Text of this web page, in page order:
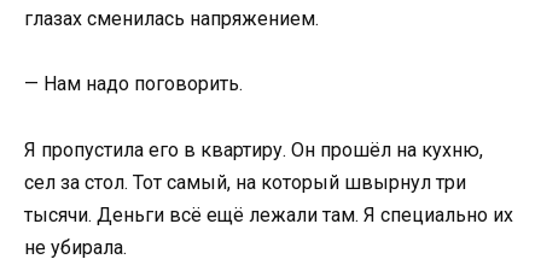
глазах сменилась напряжением.
— Нам надо поговорить.
Я пропустила его в квартиру. Он прошёл на кухню,
сел за стол. Тот самый, на который швырнул три
тысячи. Деньги всё ещё лежали там. Я специально их
не убирала.